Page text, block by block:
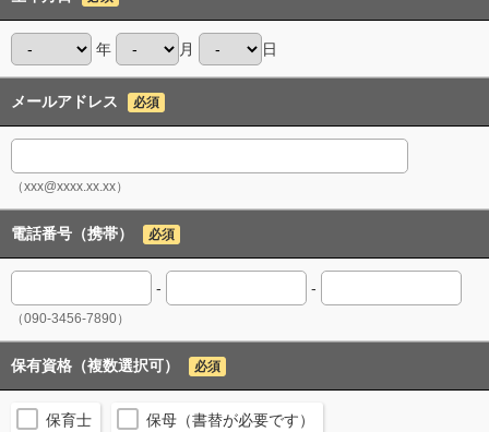
年 月 日
メールアドレス 必須
（xxx@xxxx.xx.xx）
電話番号（携帯） 必須
- -
（090-3456-7890）
保有資格（複数選択可） 必須
保育士 保母（書替が必要です）